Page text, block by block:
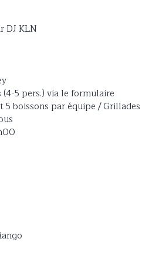
DJ KLN
5 pers.) via le formulaire
boissons par équipe / Grillades